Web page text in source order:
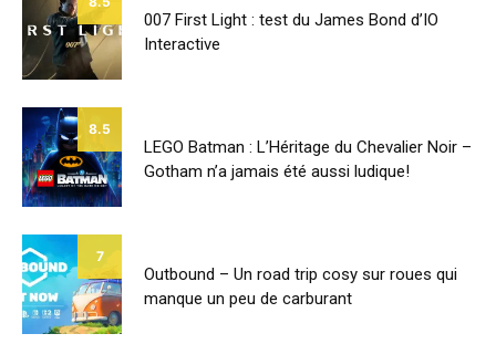
007 First Light : test du James Bond d’IO
Interactive
8.5
LEGO Batman : L’Héritage du Chevalier Noir –
Gotham n’a jamais été aussi ludique!
7
Outbound – Un road trip cosy sur roues qui
manque un peu de carburant